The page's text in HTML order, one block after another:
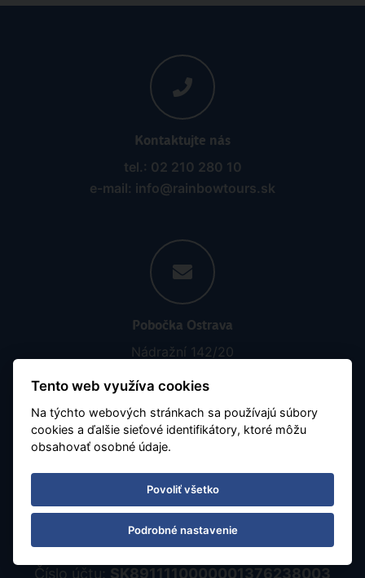
Kontaktujte nás
tel.: 02 210 280 10
e-mail: info@rainbowtours.sk
Pobočka Ostrava
Nádražní 142/20
Otváracia doba
Pon - Pia 08:30 - 16:30
Číslo účtu: SK8911110000001376238003
Tento web využíva cookies
Na týchto webových stránkach sa používajú súbory
cookies a ďalšie sieťové identifikátory, ktoré môžu
obsahovať osobné údaje.
Povoliť všetko
Podrobné nastavenie